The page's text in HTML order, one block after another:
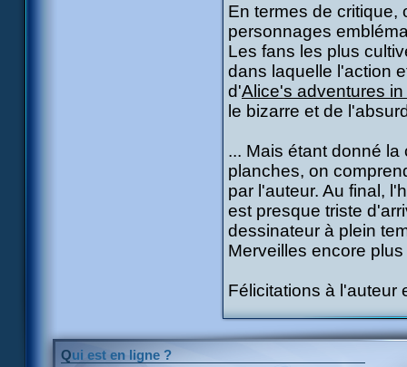
En termes de
personnages
Les fans les plus
dans laquelle l'action
d'Alice's adventures
le bizarre et de
... Mais étant donné
planches, on
par l'auteur. Au final,
est presque triste
dessinateur à plein
Merveilles encore
Félicitations à l'auteur
Qui est en ligne ?